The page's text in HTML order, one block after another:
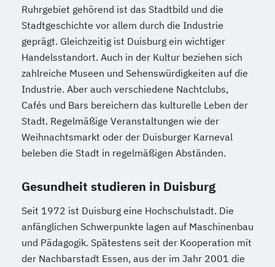
Ruhrgebiet gehörend ist das Stadtbild und die
Stadtgeschichte vor allem durch die Industrie
geprägt. Gleichzeitig ist Duisburg ein wichtiger
Handelsstandort. Auch in der Kultur beziehen sich
zahlreiche Museen und Sehenswürdigkeiten auf die
Industrie. Aber auch verschiedene Nachtclubs,
Cafés und Bars bereichern das kulturelle Leben der
Stadt. Regelmäßige Veranstaltungen wie der
Weihnachtsmarkt oder der Duisburger Karneval
beleben die Stadt in regelmäßigen Abständen.
Gesundheit studieren in Duisburg
Seit 1972 ist Duisburg eine Hochschulstadt. Die
anfänglichen Schwerpunkte lagen auf Maschinenbau
und Pädagogik. Spätestens seit der Kooperation mit
der Nachbarstadt Essen, aus der im Jahr 2001 die